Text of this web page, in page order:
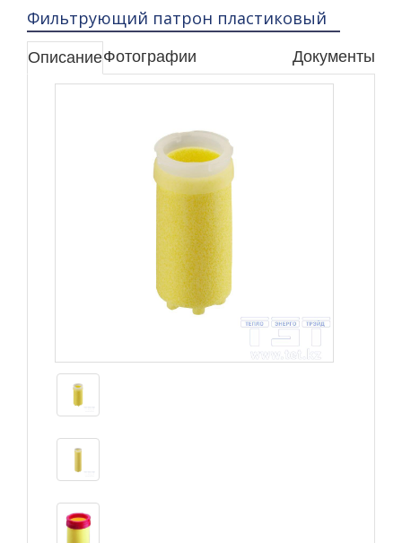
Фильтрующий патрон пластиковый
ОписаниеФотографии Документы